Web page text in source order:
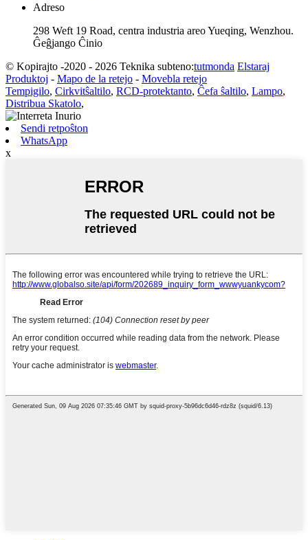
Adreso
298 Weft 19 Road, centra industria areo Yueqing, Wenzhou.
Ĝeĝjango Ĉinio
© Kopirajto -2020 - 2026 Teknika subteno:tutmonda Elstaraj
Produktoj - Mapo de la retejo - Movebla retejo
Tempigilo, Cirkvitŝaltilo, RCD-protektanto, Ĉefa ŝaltilo, Lampo,
Distribua Skatolo,
Sendi retpoŝton
WhatsApp
x